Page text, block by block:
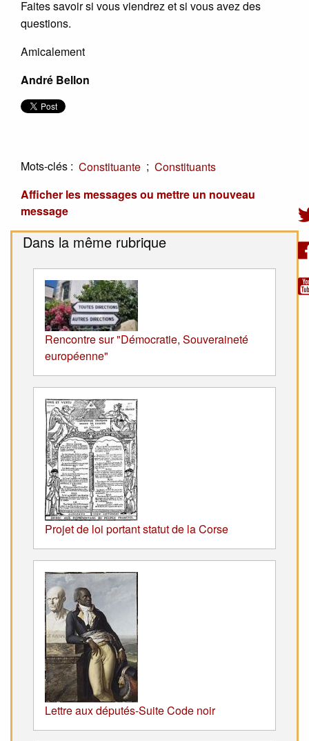
Faites savoir si vous viendrez et si vous avez des
questions.
Amicalement
André Bellon
Mots-clés : Constituante ; Constituants
Afficher les messages ou mettre un nouveau
message
Dans la même rubrique
Rencontre sur "Démocratie, Souveraineté
européenne"
Projet de loi portant statut de la Corse
Lettre aux députés-Suite Code noir